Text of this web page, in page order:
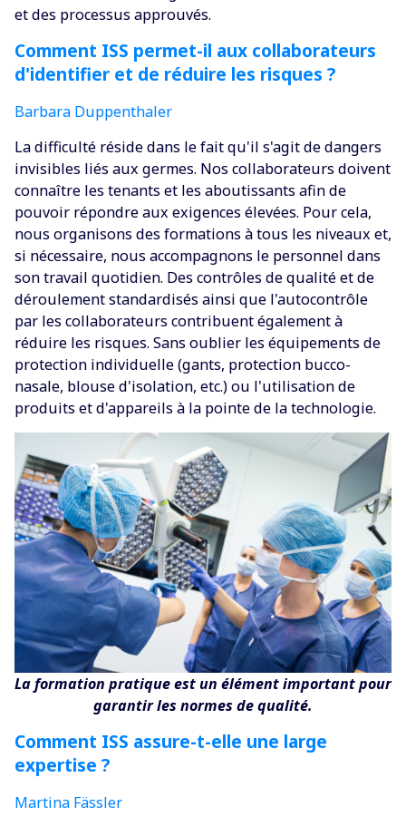
et des processus approuvés.
Comment ISS permet-il aux collaborateurs
d'identifier et de réduire les risques ?
Barbara Duppenthaler
La difficulté réside dans le fait qu'il s'agit de dangers
invisibles liés aux germes. Nos collaborateurs doivent
connaître les tenants et les aboutissants afin de
pouvoir répondre aux exigences élevées. Pour cela,
nous organisons des formations à tous les niveaux et,
si nécessaire, nous accompagnons le personnel dans
son travail quotidien. Des contrôles de qualité et de
déroulement standardisés ainsi que l'autocontrôle
par les collaborateurs contribuent également à
réduire les risques. Sans oublier les équipements de
protection individuelle (gants, protection bucco-
nasale, blouse d'isolation, etc.) ou l'utilisation de
produits et d'appareils à la pointe de la technologie.
La formation pratique est un élément important pour
garantir les normes de qualité.
Comment ISS assure-t-elle une large
expertise ?
Martina Fässler